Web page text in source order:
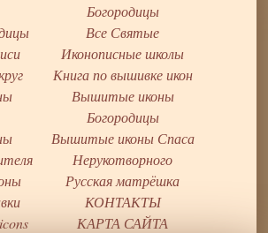
Богородицы
Все Святые
Иконописные школы
Книга по вышивке икон
Вышитые иконы
Богородицы
Вышитые иконы Спаса
Нерукотворного
Русская матрёшка
КОНТАКТЫ
КАРТА САЙТА